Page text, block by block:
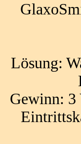
Lösung:
Gewinn: 3